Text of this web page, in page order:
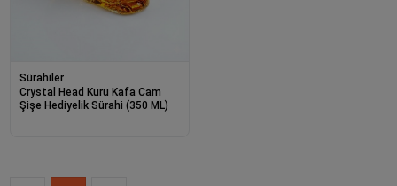
Sürahiler
Crystal Head Kuru Kafa Cam
Şişe Hediyelik Sürahi (350 ML)